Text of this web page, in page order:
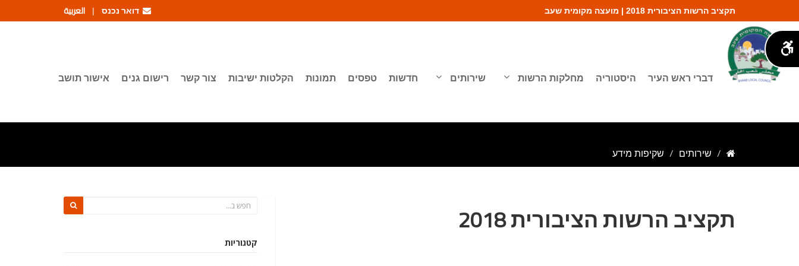
דואר נכנס | العربية תקציב הרשות הציבורית 2018 | מועצה מקומית שעב
דברי ראש העיר היסטוריה מחלקות הרשות שירותים חדשות טפסים תמונות הקלטות ישיבות צור קשר רישום גנים אישור תושב
שירותים שקיפות מידע
תקציב הרשות הציבורית 2018
קטגוריות